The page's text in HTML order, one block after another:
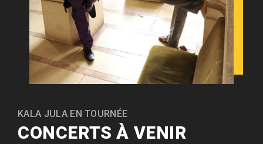
KALA JULA EN TOURNÉE
CONCERTS À VENIR